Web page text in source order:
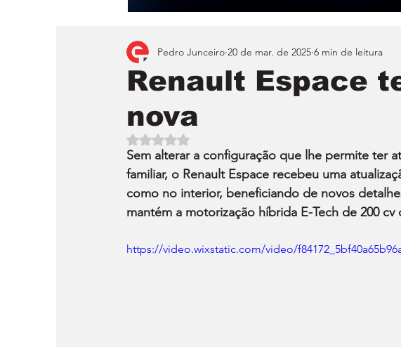
Renault Espace
nova
Pedro Junceiro 20 de mar. de 2025 6 min de leitura
Avaliado com NaN de 5 estrelas.
Sem alterar a configuração que lhe permite ter
familiar, o Renault Espace recebeu uma
como no interior, beneficiando de novos
mantém a motorização híbrida E-Tech de 200 cv
https://video.wixstatic.com/video/